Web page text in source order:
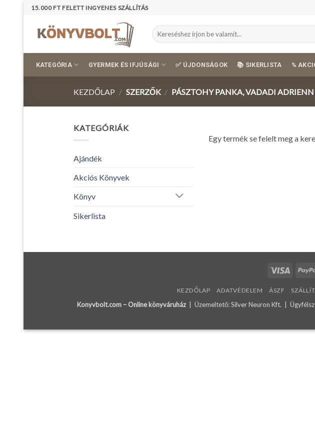
Skip
content
15.000 FT FELETT INGYENES SZÁLLÍTÁS
Keresés
a
KATEGÓRIA GYERMEK ÉS IFJÚSÁGI ✅ ÚJDONSÁGOK 📚 SIKERLISTA %
KEZDŐLAP / SZERZŐK / PÁSZTOHY PANKA, VADADI ADRIENN
KATEGÓRIÁK
Ajándék
Akciós Könyvek
Könyv
Sikerlista
Egy termék se felelt meg a
Visa
KEZDŐLAP ADATVÉDELEM ÁSZF
Konyvbolt.com – Online könyváruház| Üzemeltető: Silver Neuron Kft. |